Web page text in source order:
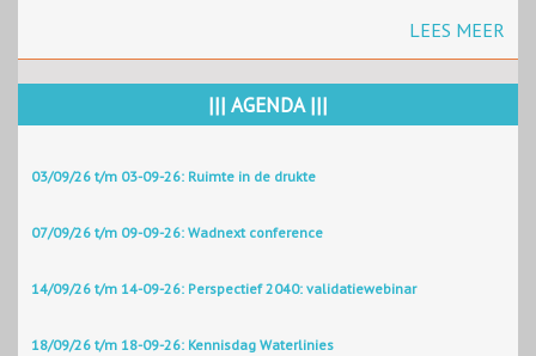
LEES MEER
||| AGENDA |||
03/09/26 t/m 03-09-26: Ruimte in de drukte
07/09/26 t/m 09-09-26: Wadnext conference
14/09/26 t/m 14-09-26: Perspectief 2040: validatiewebinar
18/09/26 t/m 18-09-26: Kennisdag Waterlinies